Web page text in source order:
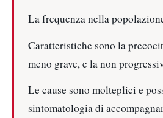
La frequenza nella
Caratteristiche sono la
meno grave, e la non
Le cause sono molteplici e
sintomatologia di